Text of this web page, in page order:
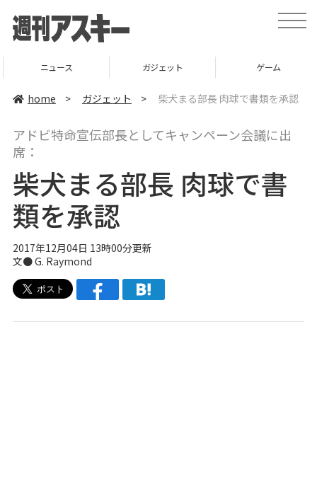
t
o
a
v
ニュース ガジェット ゲーム
home > ガジェット > 柴犬まる部長 肉球で書類を承認
アドビ特命宣伝部長としてキャンペーン会議に出
席：
柴犬まる部長 肉球で書
類を承認
2017年12月04日 13時00分更新
文● G. Raymond